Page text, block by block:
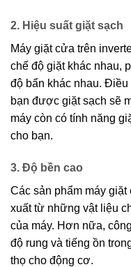
2. Hiệu suất giặt sạch
Máy giặt cửa trên
chế độ giặt khác nhau,
độ bẩn khác nhau.
bạn được giặt sạch sẽ
máy còn có tính năng
cho bạn.
3. Độ bền cao
Các sản phẩm máy
xuất từ những vật liệu
của máy. Hơn nữa,
độ rung và tiếng ồn
thọ cho động cơ.